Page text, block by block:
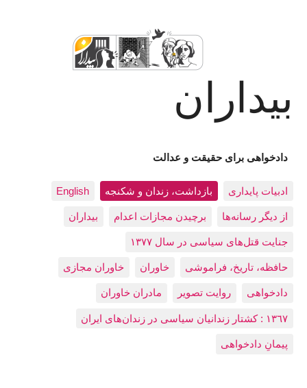
بیداران
دادخواهی برای حقیقت و عدالت
ادبيات پايداری بازداشت، زندان و شکنجه English
از دیگر رسانه‌ها برچیدن مجازات اعدام بيداران
جنایت قتل‌های سیاسی در سال ۱۳۷۷
حافظه، تاريخ، فراموشی خاوران خاوران مجازی
دادخواهی روایت تصویر مادران خاوران
١٣٦٧ : کشتار زندانيان سياسی در زندان‌های ایران
پیمانِ دادخواهی